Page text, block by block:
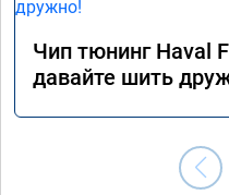
Чип тюнинг Haval
давайте шить